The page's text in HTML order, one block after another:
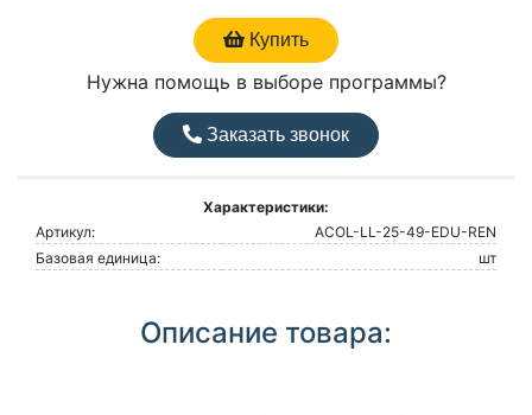
Купить
Нужна помощь в выборе программы?
Заказать звонок
Характеристики:
Артикул:
ACOL-LL-25-49-EDU-REN
Базовая единица:
шт
Описание товара: